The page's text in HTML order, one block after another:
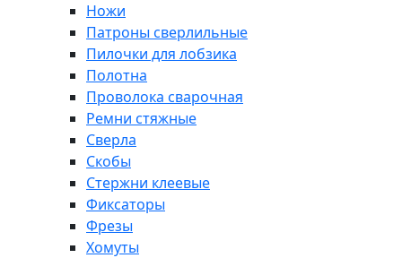
Ножи
Патроны сверлильные
Пилочки для лобзика
Полотна
Проволока сварочная
Ремни стяжные
Сверла
Скобы
Стержни клеевые
Фиксаторы
Фрезы
Хомуты